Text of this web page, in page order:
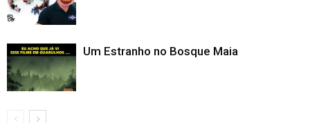
Um Estranho no Bosque Maia